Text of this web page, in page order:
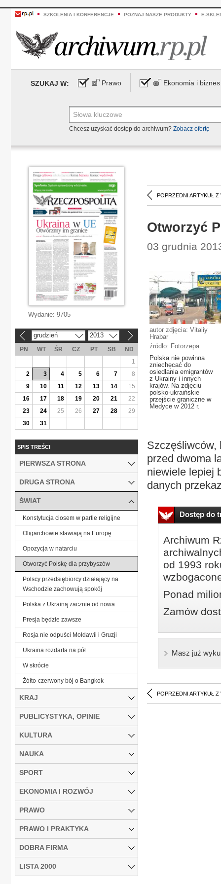
SZKOLENIA I KONFERENCJE POZNAJ NASZE PRODUKTY E-
SZUKAJ W: Prawo Ekonomia i biznes
Chcesz uzyskać dostęp do archiwum? Zobacz ofertę
POPRZEDNI ARTYKUŁ Z
Otworzyć
03 grudnia
autor zdjęcia: Vitaliy
Hrabar
źródło: Fotorzepa
Polska nie powinna
zniechęcać do
osiedlania emigrantów
z Ukrainy i innych
krajów. Na zdjęciu
polsko-ukraińskie
przejście graniczne w
Medyce w 2012 r.
Szczęśliwców,
przed dwoma
niewiele lepiej
danych
Dostęp do
Archiwum
od 1993
Ponad
Zamów
Masz już
POPRZEDNI ARTYKUŁ Z
Wydanie: 9705
grudzień 2013
PN WT ŚR CZ PT SB
ND
1
2
3 4 5 6 7
8
9
10 11 12 13 14
15
16
17 18 19 20 21
22
23
24 25 26 27 28
29
30
31
SPIS TREŚCI
PIERWSZA STRONA
DRUGA STRONA
ŚWIAT
Konstytucja ciosem w partie religijne
Oligarchowie stawiają na Europę
Opozycja w natarciu
Otworzyć Polskę dla przybyszów
Polscy przedsiębiorcy działający na
Wschodzie zachowują spokój
Polska z Ukrainą zacznie od nowa
Presja będzie zawsze
Rosja nie odpuści Mołdawii i Gruzji
Ukraina rozdarta na pół
W skrócie
Żółto-czerwony bój o Bangkok
KRAJ
PUBLICYSTYKA, OPINIE
KULTURA
NAUKA
SPORT
EKONOMIA I ROZWÓJ
PRAWO
PRAWO I PRAKTYKA
DOBRA FIRMA
LISTA 2000